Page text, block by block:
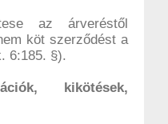
az árveréstől
köt szerződést a
6:185. §).
kikötések,